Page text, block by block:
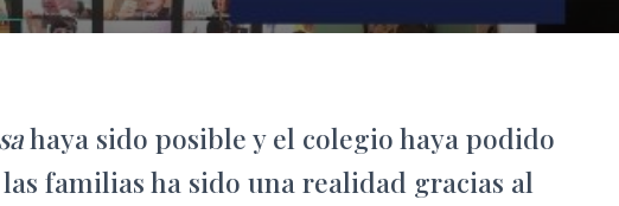
haya sido posible y el colegio haya podido
familias ha sido una realidad gracias al